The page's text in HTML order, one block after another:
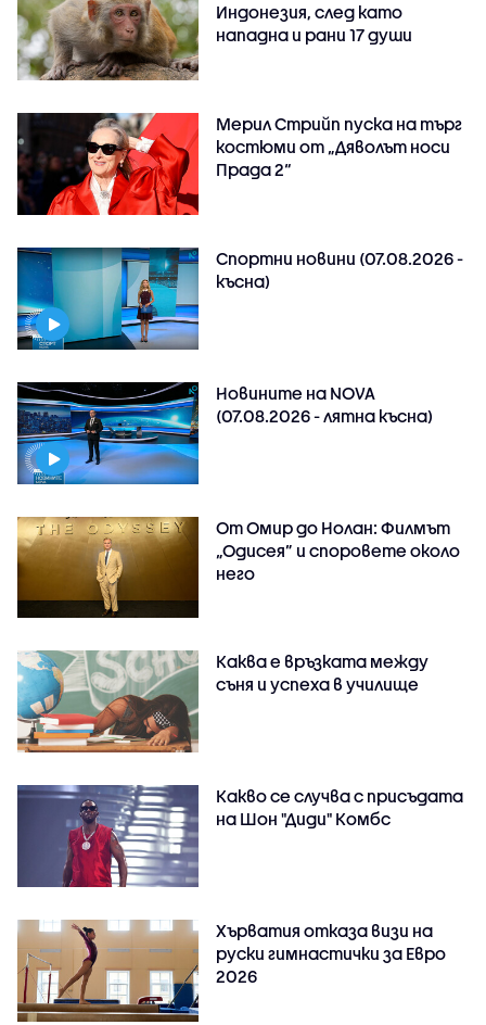
Индонезия, след като
нападна и рани 17 души
Мерил Стрийп пуска на търг
костюми от „Дяволът носи
Прада 2“
Спортни новини (07.08.2026 -
късна)
Новините на NOVA
(07.08.2026 - лятна късна)
От Омир до Нолан: Филмът
„Одисея” и споровете около
него
Каква е връзката между
съня и успеха в училище
Какво се случва с присъдата
на Шон "Диди" Комбс
Хърватия отказа визи на
руски гимнастички за Евро
2026